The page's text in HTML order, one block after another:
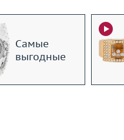
Самые
выгодные